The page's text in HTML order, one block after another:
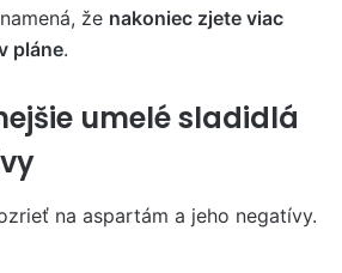
že nakoniec zjete viac
pláne.
umelé sladidlá
na aspartám a jeho negatívy.